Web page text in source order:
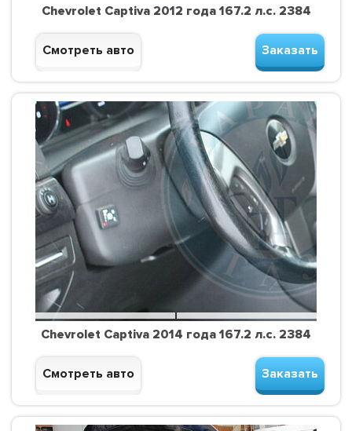
Chevrolet Captiva 2012 года 167.2 л.с. 2384
Смотреть авто Заказать
Chevrolet Captiva 2014 года 167.2 л.с. 2384
Смотреть авто Заказать